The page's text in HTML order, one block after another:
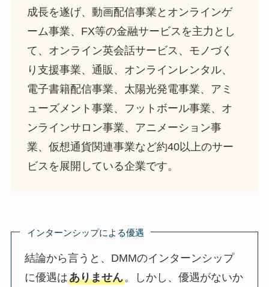
成長を遂げ、動画配信事業とオンラインゲ
ーム事業、FX等の金融サービスを主力とし
て、オンライン英会話サービス、モノづく
り支援事業、通販、オンラインレンタル、
電子書籍配信事業、太陽光発電事業、アミ
ューズメント事業、フットボール事業、オ
ンラインサロン事業、アニメーション事
業、仮想通貨関連事業など約40以上のサー
ビスを展開している企業です。
インターンシップによる優遇
結論から言うと、DMMのインターンシップ
に優遇はありません。しかし、優遇がないか